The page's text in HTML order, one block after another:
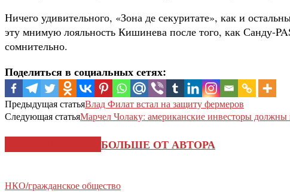
Ничего удивительного, «Зона де секуритате», как и
эту мнимую лояльность Кишинева после того, как Санду-
сомнительно.
Поделиться в социальных сетях:
Предыдущая статьяВлад Филат встал на защиту фермеров
Следующая статьяМарчел Чолаку: американские инвесторы
БОЛЬШЕ ОТ АВТОРА
НКО/гражданское общество